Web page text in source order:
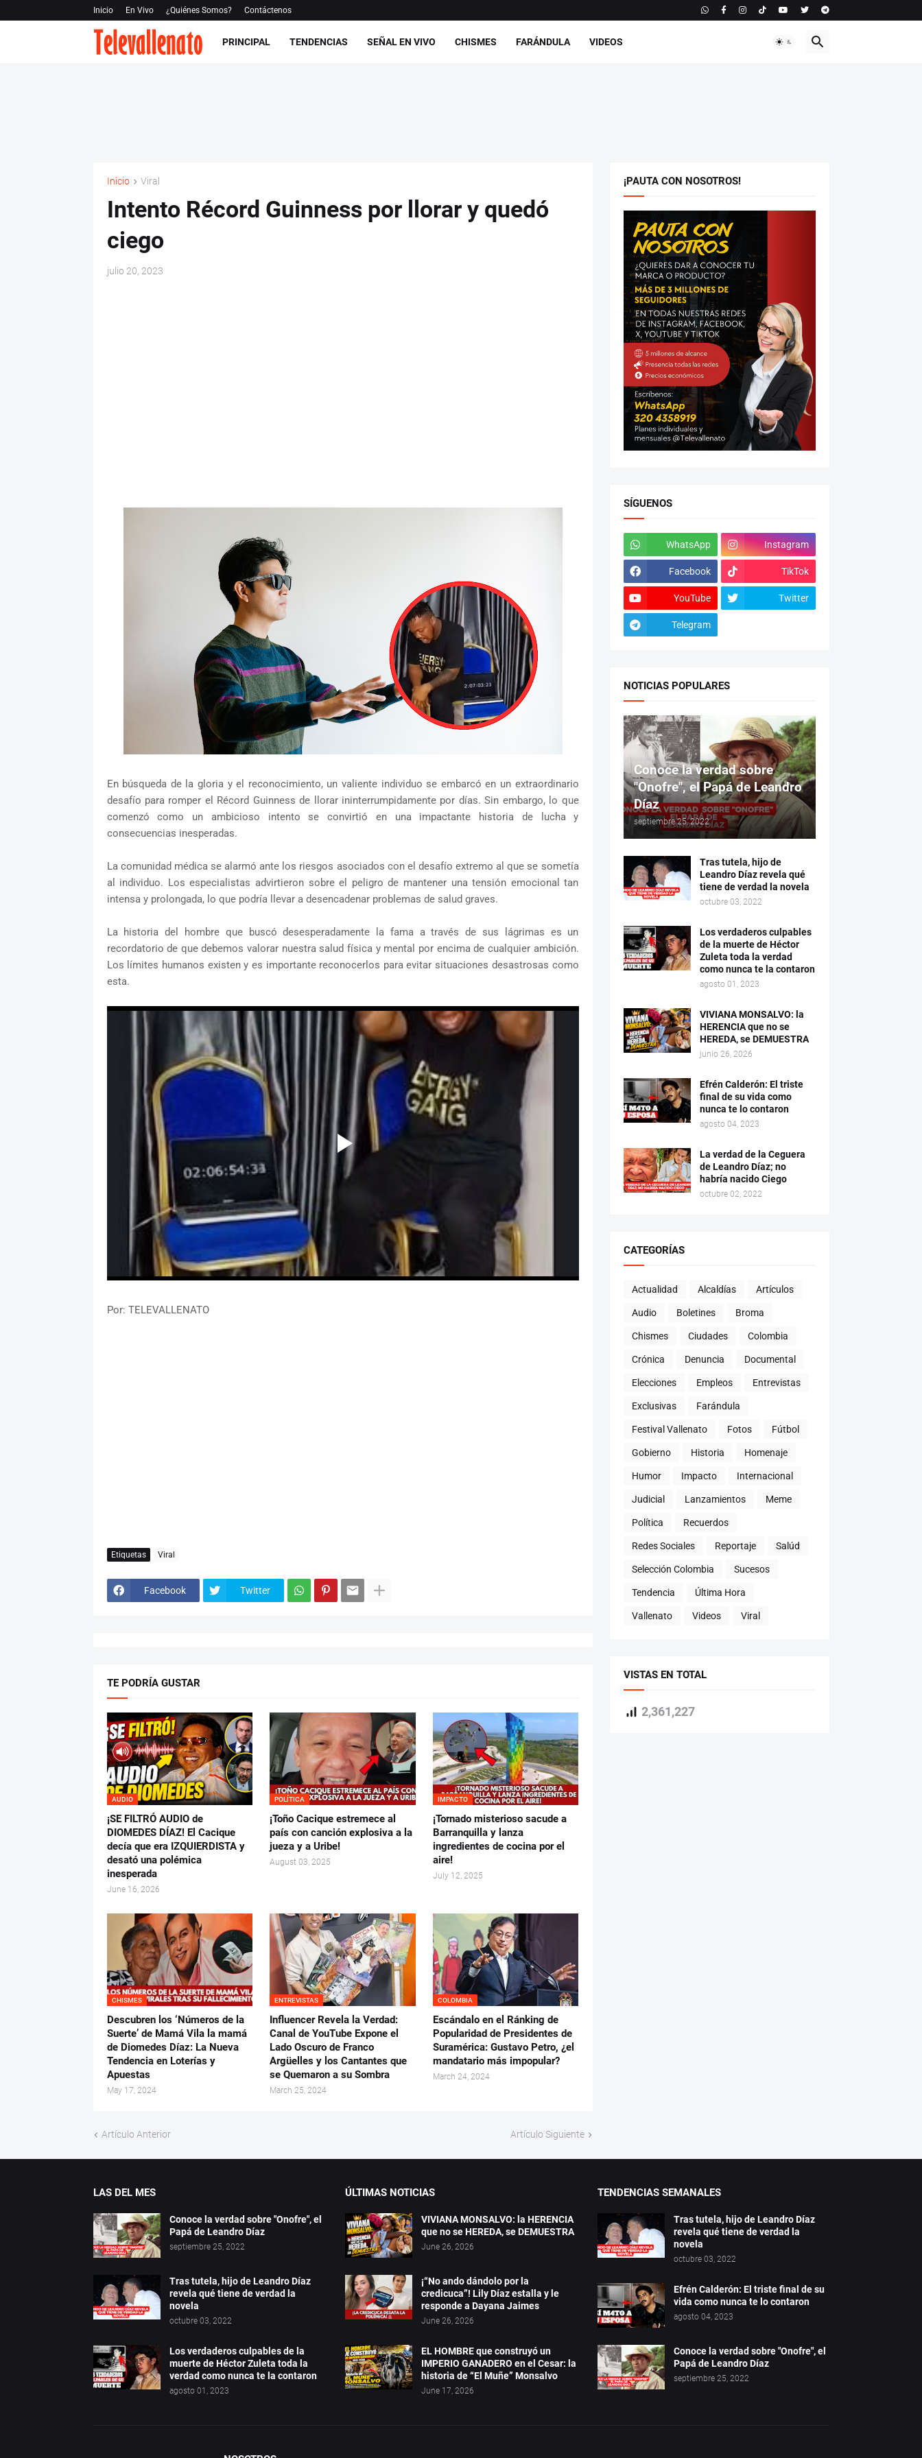
Inicio En Vivo ¿Quiénes Somos? Contáctenos
PRINCIPAL TENDENCIAS SEÑAL EN VIVO CHISMES FARÁNDULA VIDEOS
Inicio Viral
Intento Récord Guinness por llorar y quedó
ciego
julio 20, 2023
En búsqueda de la gloria y el reconocimiento, un valiente individuo se embarcó en un extraordinario
desafío para romper el Récord Guinness de llorar ininterrumpidamente por días. Sin embargo, lo que
comenzó como un ambicioso intento se convirtió en una impactante historia de lucha y
consecuencias inesperadas.
La comunidad médica se alarmó ante los riesgos asociados con el desafío extremo al que se sometía
al individuo. Los especialistas advirtieron sobre el peligro de mantener una tensión emocional tan
intensa y prolongada, lo que podría llevar a desencadenar problemas de salud graves.
La historia del hombre que buscó desesperadamente la fama a través de sus lágrimas es un
recordatorio de que debemos valorar nuestra salud física y mental por encima de cualquier ambición.
Los límites humanos existen y es importante reconocerlos para evitar situaciones desastrosas como
esta.
Por: TELEVALLENATO
Etiquetas Viral
Facebook Twitter
TE PODRÍA GUSTAR
AUDIO
¡SE FILTRÓ AUDIO de
DIOMEDES DÍAZ! El Cacique
decía que era IZQUIERDISTA y
desató una polémica
inesperada
June 16, 2026
POLÍTICA
¡Toño Cacique estremece al
país con canción explosiva a la
jueza y a Uribe!
August 03, 2025
IMPACTO
¡Tornado misterioso sacude a
Barranquilla y lanza
ingredientes de cocina por el
aire!
July 12, 2025
CHISMES
Descubren los ‘Números de la
Suerte’ de Mamá Vila la mamá
de Diomedes Díaz: La Nueva
Tendencia en Loterías y
Apuestas
May 17, 2024
ENTREVISTAS
Influencer Revela la Verdad:
Canal de YouTube Expone el
Lado Oscuro de Franco
Argüelles y los Cantantes que
se Quemaron a su Sombra
March 25, 2024
COLOMBIA
Escándalo en el Ránking de
Popularidad de Presidentes de
Suramérica: Gustavo Petro, ¿el
mandatario más impopular?
March 24, 2024
Artículo Anterior Artículo Siguiente
¡PAUTA CON NOSOTROS!
SÍGUENOS
WhatsApp Instagram
Facebook TikTok
YouTube Twitter
Telegram
NOTICIAS POPULARES
Conoce la verdad sobre
"Onofre", el Papá de Leandro
Díaz
septiembre 25, 2022
Tras tutela, hijo de
Leandro Díaz revela qué
tiene de verdad la novela
octubre 03, 2022
Los verdaderos culpables
de la muerte de Héctor
Zuleta toda la verdad
como nunca te la contaron
agosto 01, 2023
VIVIANA MONSALVO: la
HERENCIA que no se
HEREDA, se DEMUESTRA
junio 26, 2026
Efrén Calderón: El triste
final de su vida como
nunca te lo contaron
agosto 04, 2023
La verdad de la Ceguera
de Leandro Díaz; no
habría nacido Ciego
octubre 02, 2022
CATEGORÍAS
Actualidad Alcaldías Artículos
Audio Boletines Broma
Chismes Ciudades Colombia
Crónica Denuncia Documental
Elecciones Empleos Entrevistas
Exclusivas Farándula
Festival Vallenato Fotos Fútbol
Gobierno Historia Homenaje
Humor Impacto Internacional
Judicial Lanzamientos Meme
Política Recuerdos
Redes Sociales Reportaje Salúd
Selección Colombia Sucesos
Tendencia Última Hora
Vallenato Videos Viral
VISTAS EN TOTAL
2,361,227
LAS DEL MES
Conoce la verdad sobre "Onofre", el
Papá de Leandro Díaz
septiembre 25, 2022
Tras tutela, hijo de Leandro Díaz
revela qué tiene de verdad la
novela
octubre 03, 2022
Los verdaderos culpables de la
muerte de Héctor Zuleta toda la
verdad como nunca te la contaron
agosto 01, 2023
ÚLTIMAS NOTICIAS
VIVIANA MONSALVO: la HERENCIA
que no se HEREDA, se DEMUESTRA
June 26, 2026
¡“No ando dándolo por la
credicuca”! Lily Díaz estalla y le
responde a Dayana Jaimes
June 26, 2026
EL HOMBRE que construyó un
IMPERIO GANADERO en el Cesar: la
historia de “El Muñe” Monsalvo
June 17, 2026
TENDENCIAS SEMANALES
Tras tutela, hijo de Leandro Díaz
revela qué tiene de verdad la
novela
octubre 03, 2022
Efrén Calderón: El triste final de su
vida como nunca te lo contaron
agosto 04, 2023
Conoce la verdad sobre "Onofre", el
Papá de Leandro Díaz
septiembre 25, 2022